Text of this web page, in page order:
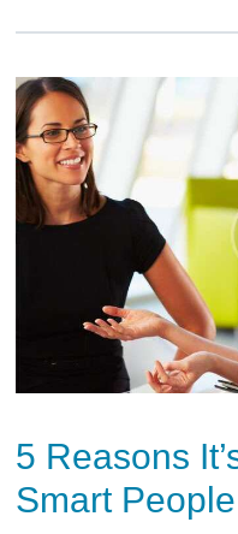
5 Reasons
Smart